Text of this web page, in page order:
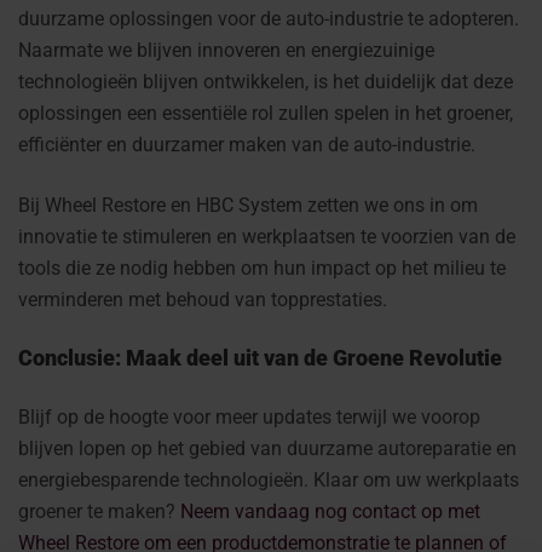
duurzame oplossingen voor de auto-industrie te adopteren.
Naarmate we blijven innoveren en energiezuinige
technologieën blijven ontwikkelen, is het duidelijk dat deze
oplossingen een essentiële rol zullen spelen in het groener,
efficiënter en duurzamer maken van de auto-industrie.
Bij Wheel Restore en HBC System zetten we ons in om
innovatie te stimuleren en werkplaatsen te voorzien van de
tools die ze nodig hebben om hun impact op het milieu te
verminderen met behoud van topprestaties.
Conclusie: Maak deel uit van de Groene Revolutie
Blijf op de hoogte voor meer updates terwijl we voorop
blijven lopen op het gebied van duurzame autoreparatie en
energiebesparende technologieën. Klaar om uw werkplaats
groener te maken? Neem vandaag nog contact op met
Wheel Restore om een productdemonstratie te plannen of